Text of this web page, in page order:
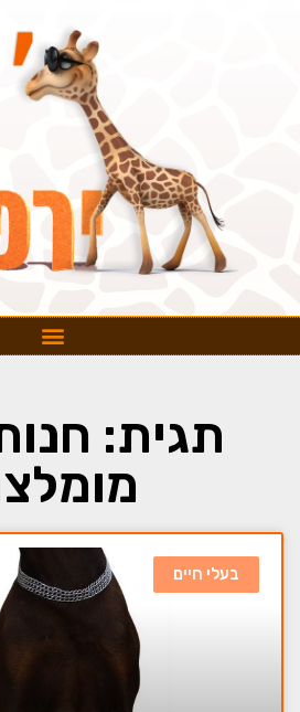
תגית:
בעלי חיים